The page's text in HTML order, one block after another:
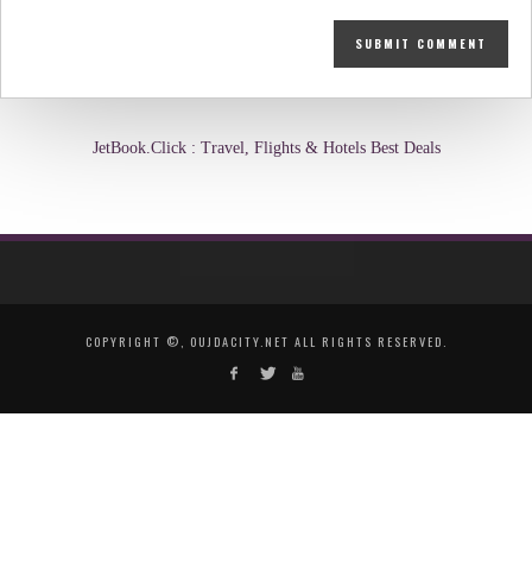
JetBook.Click : Travel, Flights & Hotels Best Deals
COPYRIGHT ©, OUJDACITY.NET ALL RIGHTS RESERVED.